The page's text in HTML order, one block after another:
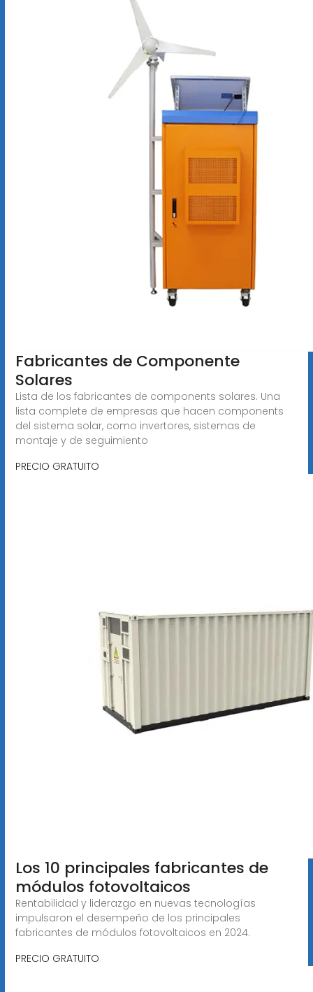
Fabricantes de Componente
Solares
Lista de los fabricantes de components solares. Una
lista complete de empresas que hacen components
del sistema solar, como invertores, sistemas de
montaje y de seguimiento
PRECIO GRATUITO
Los 10 principales fabricantes de
módulos fotovoltaicos
Rentabilidad y liderazgo en nuevas tecnologías
impulsaron el desempeño de los principales
fabricantes de módulos fotovoltaicos en 2024.
PRECIO GRATUITO